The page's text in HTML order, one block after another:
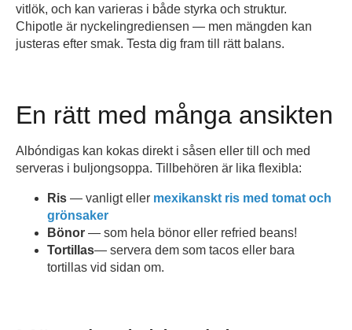
vitlök, och kan varieras i både styrka och struktur.
Chipotle är nyckelingrediensen — men mängden kan
justeras efter smak. Testa dig fram till rätt balans.
En rätt med många ansikten
Albóndigas kan kokas direkt i såsen eller till och med
serveras i buljongsoppa. Tillbehören är lika flexibla:
Ris — vanligt eller mexikanskt ris med tomat och
grönsaker
Bönor — som hela bönor eller refried beans!
Tortillas— servera dem som tacos eller bara
tortillas vid sidan om.